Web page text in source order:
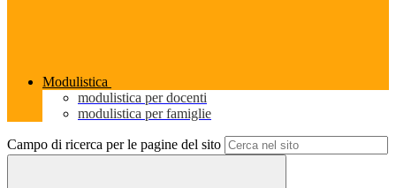
Modulistica
modulistica per docenti
modulistica per famiglie
Campo di ricerca per le pagine del sito